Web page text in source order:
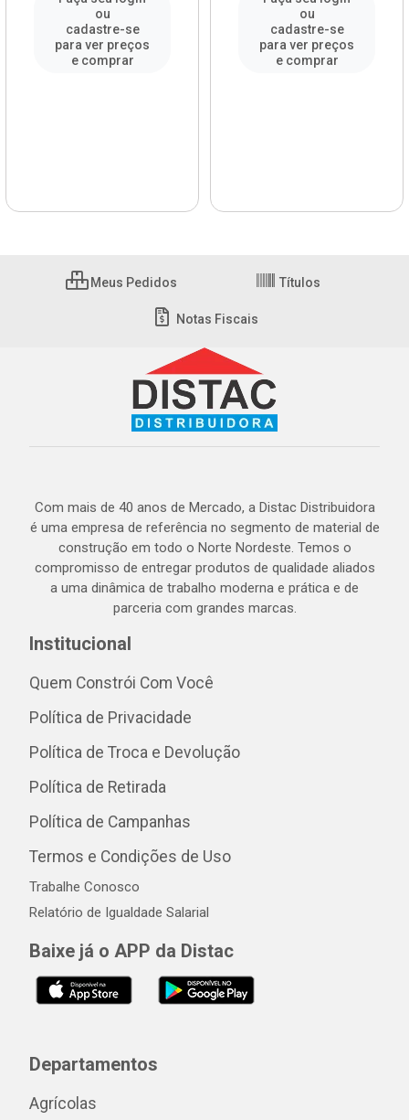
ou
cadastre-se
para ver preços
e comprar
ou
cadastre-se
para ver preços
e comprar
Meus Pedidos Títulos
Notas Fiscais
Com mais de 40 anos de Mercado, a Distac Distribuidora
é uma empresa de referência no segmento de material de
construção em todo o Norte Nordeste. Temos o
compromisso de entregar produtos de qualidade aliados
a uma dinâmica de trabalho moderna e prática e de
parceria com grandes marcas.
Institucional
Quem Constrói Com Você
Política de Privacidade
Política de Troca e Devolução
Política de Retirada
Política de Campanhas
Termos e Condições de Uso
Trabalhe Conosco
Relatório de Igualdade Salarial
Baixe já o APP da Distac
Departamentos
Agrícolas